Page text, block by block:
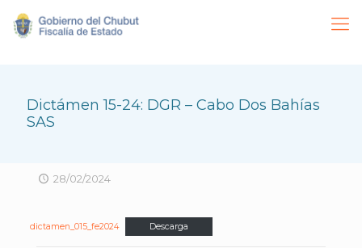
Dictámen 15-24: DGR – Cabo Dos Bahías
SAS
28/02/2024
dictamen_015_fe2024 Descarga